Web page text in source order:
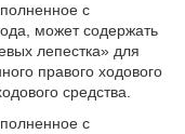
с
может содержать
лепестка» для
правого ходового
средства.
с